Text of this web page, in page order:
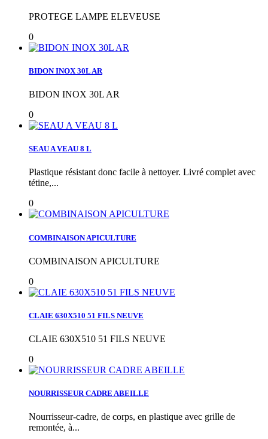
PROTEGE LAMPE ELEVEUSE
0
BIDON INOX 30L AR
BIDON INOX 30L AR
0
SEAU A VEAU 8 L
Plastique résistant donc facile à nettoyer. Livré complet avec
tétine,...
0
COMBINAISON APICULTURE
COMBINAISON APICULTURE
0
CLAIE 630X510 51 FILS NEUVE
CLAIE 630X510 51 FILS NEUVE
0
NOURRISSEUR CADRE ABEILLE
Nourrisseur-cadre, de corps, en plastique avec grille de
remontée, à...